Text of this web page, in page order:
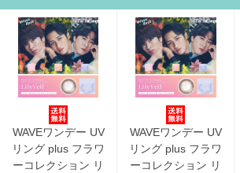
WAVEワンデー UV
リング plus フラワ
ーコレクション リ
WAVEワンデー UV
リング plus フラワ
ーコレクション リ